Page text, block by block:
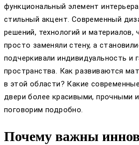
функциональный элемент
стильный акцент. Современный
решений, технологий и материалов,
просто заменяли стену, а
подчеркивали индивидуальность и
пространства. Как развиваются
в этой области? Какие
двери более красивыми, прочными
поговорим подробно.
Почему важны